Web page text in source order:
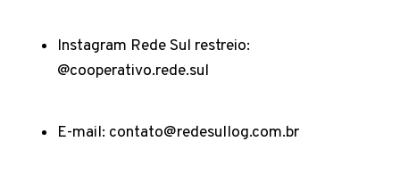
Instagram Rede Sul restreio:
@cooperativo.rede.sul
E-mail: contato@redesullog.com.br